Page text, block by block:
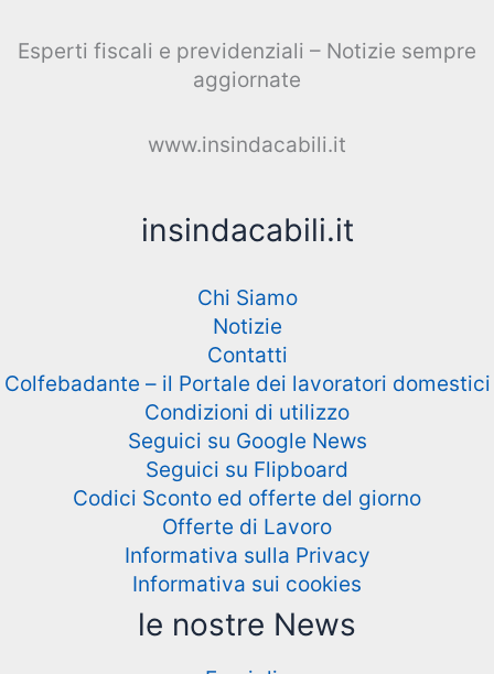
Esperti fiscali e previdenziali – Notizie sempre
aggiornate
www.insindacabili.it
insindacabili.it
Chi Siamo
Notizie
Contatti
Colfebadante – il Portale dei lavoratori domestici
Condizioni di utilizzo
Seguici su Google News
Seguici su Flipboard
Codici Sconto ed offerte del giorno
Offerte di Lavoro
Informativa sulla Privacy
Informativa sui cookies
le nostre News